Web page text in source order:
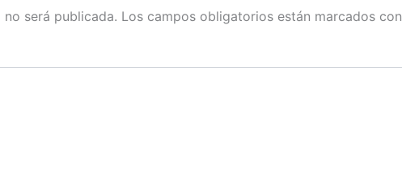
será publicada. Los campos obligatorios están marcados con